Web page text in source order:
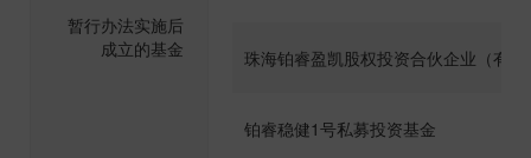
暂行办法实施后
成立的基金
珠海铂睿盈凯股权投资合伙企业（有
铂睿稳健1号私募投资基金